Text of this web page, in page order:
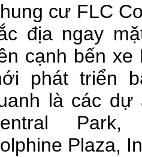
cư FLC
địa ngay
cạnh bến
phát triển
là các dự
Park,
Plaza,